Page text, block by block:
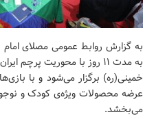
به گزارش روابط عمومی مصلای
خمینی(ره) برگزار می‌شود و با
عرضه‌ محصولات ویژه‌ی کودک و
می‌بخشد.